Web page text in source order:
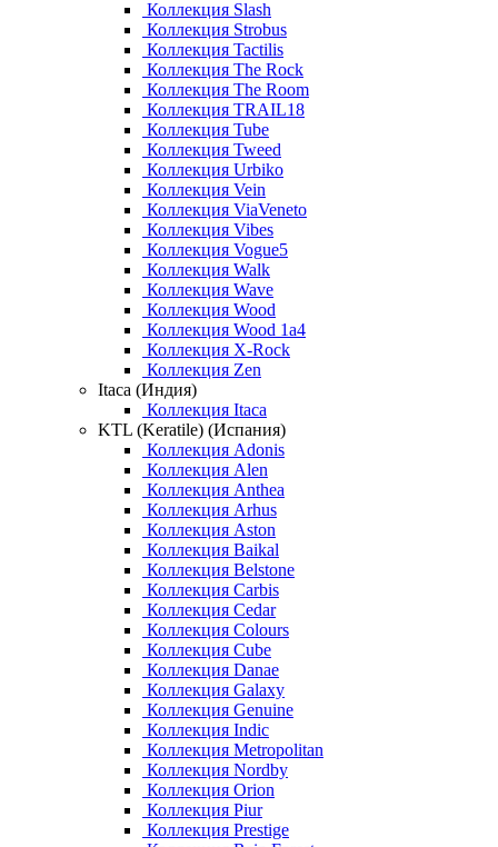
Коллекция Slash
Коллекция Strobus
Коллекция Tactilis
Коллекция The Rock
Коллекция The Room
Коллекция TRAIL18
Коллекция Tube
Коллекция Tweed
Коллекция Urbiko
Коллекция Vein
Коллекция ViaVeneto
Коллекция Vibes
Коллекция Vogue5
Коллекция Walk
Коллекция Wave
Коллекция Wood
Коллекция Wood 1a4
Коллекция X-Rock
Коллекция Zen
Itaca (Индия)
Коллекция Itaca
KTL (Keratile) (Испания)
Коллекция Adonis
Коллекция Alen
Коллекция Anthea
Коллекция Arhus
Коллекция Aston
Коллекция Baikal
Коллекция Belstone
Коллекция Carbis
Коллекция Cedar
Коллекция Colours
Коллекция Cube
Коллекция Danae
Коллекция Galaxy
Коллекция Genuine
Коллекция Indic
Коллекция Metropolitan
Коллекция Nordby
Коллекция Orion
Коллекция Piur
Коллекция Prestige